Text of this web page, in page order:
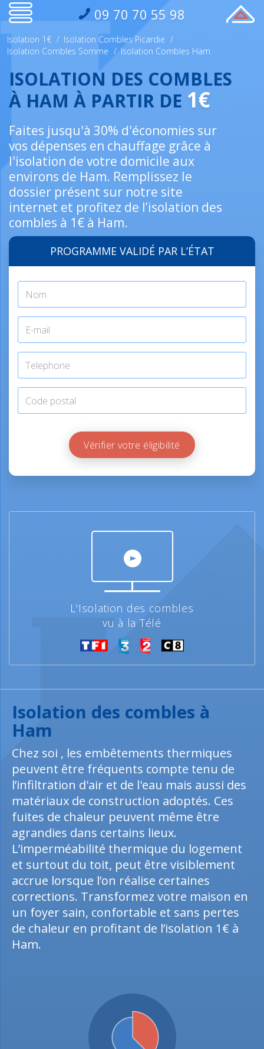
09 70 70 55 98
Isolation 1€ / Isolation Combles Picardie /
Isolation Combles Somme / Isolation Combles Ham
ISOLATION DES COMBLES
À HAM À PARTIR DE 1€
Faites jusqu'à 30% d'économies sur
vos dépenses en chauffage grâce à
l'isolation de votre domicile aux
environs de Ham. Remplissez le
dossier présent sur notre site
internet et profitez de l’isolation des
combles à 1€ à Ham.
PROGRAMME VALIDÉ PAR L’ÉTAT
Vérifier votre éligibilité
L'Isolation des combles
vu à la Télé
Isolation des combles à
Ham
Chez soi , les embêtements thermiques
peuvent être fréquents compte tenu de
l’infiltration d'air et de l'eau mais aussi des
matériaux de construction adoptés. Ces
fuites de chaleur peuvent même être
agrandies dans certains lieux.
L’imperméabilité thermique du logement
et surtout du toit, peut être visiblement
accrue lorsque l’on réalise certaines
corrections. Transformez votre maison en
un foyer sain, confortable et sans pertes
de chaleur en profitant de l’isolation 1€ à
Ham.